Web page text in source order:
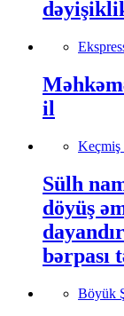
il
Keçmiş
Sülh
döyüş
bərpası
Böyük